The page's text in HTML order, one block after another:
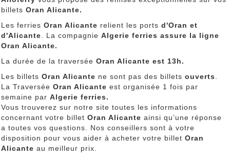
billets Oran Alicante.
Les ferries Oran Alicante relient les ports d'Oran et
d'Alicante . La compagnie Algerie ferries assure la ligne
Oran Alicante.
La durée de la traversée Oran Alicante est 13h.
Les billets Oran Alicante ne sont pas des billets ouverts
La Traversée Oran Alicante est organisée 1 fois par
semaine par Algerie ferries.
Vous trouverez sur notre site toutes les informations
concernant votre billet Oran Alicante ainsi qu’une réponse
a toutes vos questions. Nos conseillers sont à votre
disposition pour vous aider à acheter votre billet Oran
Alicante au meilleur prix.